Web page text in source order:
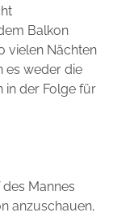
Balkon
vielen Nächten
es weder die
in der Folge für
Mannes
anzuschauen,